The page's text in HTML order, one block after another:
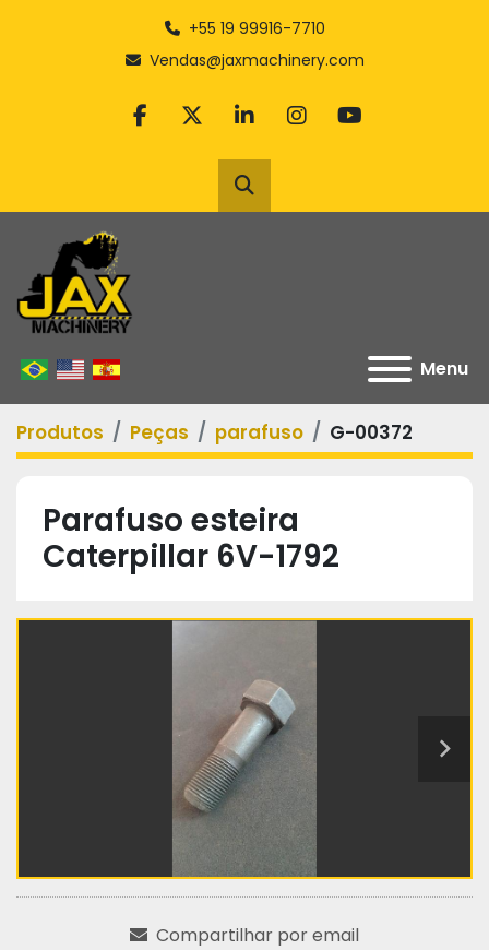
+55 19 99916-7710
Vendas@jaxmachinery.com
facebook
twitterlinkedininstagram
youtube
Pesquisar
Menu
Produtos Peças parafuso G-00372
Parafuso esteira
Caterpillar 6V-1792
Compartilhar por email